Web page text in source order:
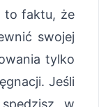
to faktu, że
swojej
tylko
Jeśli
w